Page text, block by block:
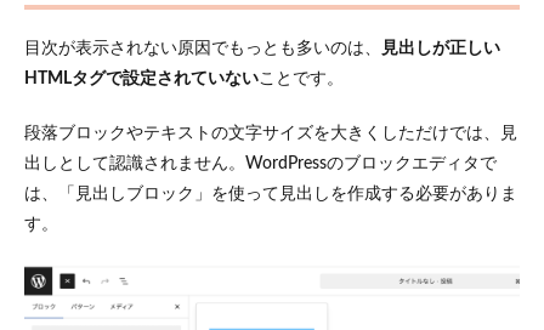
目次が表示されない原因でもっとも多いのは、
見出しが正しい
HTMLタグで設定されていないことです。
段落ブロックやテキストの文字サイズを大きくしただけでは、見
出しとして認識されません。WordPressのブロックエディタで
は、「見出しブロック」を使って見出しを作成する必要がありま
す。